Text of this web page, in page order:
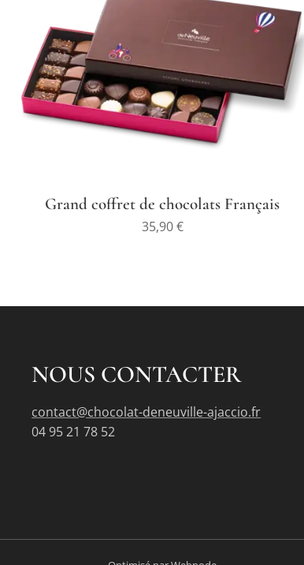
Grand coffret de chocolats Français
35,90€
NOUS CONTACTER
contact@chocolat-deneuville-ajaccio.fr
04 95 21 78 52